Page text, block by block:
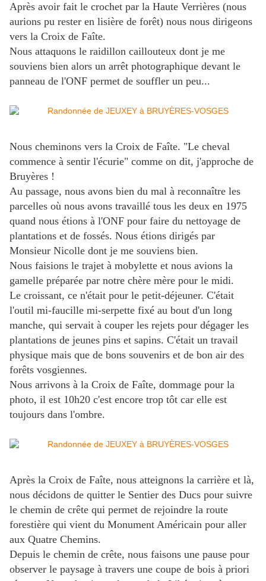
Après avoir fait le crochet par la Haute Verrières (nous
aurions pu rester en lisière de forêt) nous nous dirigeons
vers la Croix de Faîte.
Nous attaquons le raidillon caillouteux dont je me
souviens bien alors un arrêt photographique devant le
panneau de l'ONF permet de souffler un peu...
Nous cheminons vers la Croix de Faîte. "Le cheval
commence à sentir l'écurie" comme on dit, j'approche de
Bruyères !
Au passage, nous avons bien du mal à reconnaître les
parcelles où nous avons travaillé tous les deux en 1975
quand nous étions à l'ONF pour faire du nettoyage de
plantations et de fossés. Nous étions dirigés par
Monsieur Nicolle dont je me souviens bien.
Nous faisions le trajet à mobylette et nous avions la
gamelle préparée par notre chère mère pour le midi.
Le croissant, ce n'était pour le petit-déjeuner. C'était
l'outil mi-faucille mi-serpette fixé au bout d'un long
manche, qui servait à couper les rejets pour dégager les
plantations de jeunes pins et sapins. C'était un travail
physique mais que de bons souvenirs et de bon air des
forêts vosgiennes.
Nous arrivons à la Croix de Faîte, dommage pour la
photo, il est 10h20 c'est encore trop tôt car elle est
toujours dans l'ombre.
Après la Croix de Faîte, nous atteignons la carrière et là,
nous décidons de quitter le Sentier des Ducs pour suivre
le chemin de crête qui permet de rejoindre la route
forestière qui vient du Monument Américain pour aller
aux Quatre Chemins.
Depuis le chemin de crête, nous faisons une pause pour
observer le paysage à travers une coupe de bois à priori